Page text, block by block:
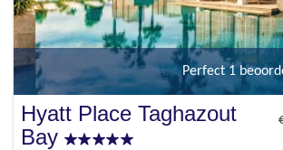
Perfect 1
Hyatt Place Taghazout
Bay